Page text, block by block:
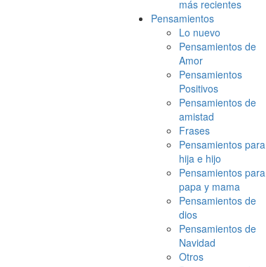
más recientes
Pensamientos
Lo nuevo
Pensamientos de
Amor
Pensamientos
Positivos
Pensamientos de
amistad
Frases
Pensamientos para
hija e hijo
Pensamientos para
papa y mama
Pensamientos de
dios
Pensamientos de
Navidad
Otros